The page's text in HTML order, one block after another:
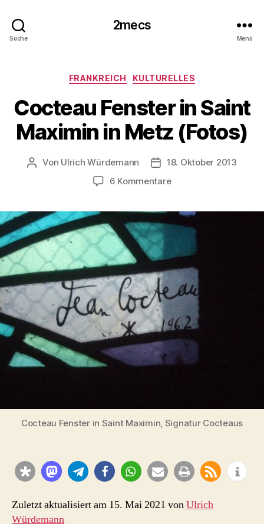
Suche
2mecs
Menü
Kategorien
FRANKREICH KULTURELLES
Cocteau Fenster in Saint
Maximin in Metz (Fotos)
Beitragsautor
Von Ulrich Würdemann Beitragsdatum
18. Oktober 2013
6 Kommentarezu
Saint
Maximin
in
Metz
(Fotos)
Cocteau Fenster in Saint Maximin, Signatur Cocteaus
Zuletzt aktualisiert am 15. Mai 2021 vonUlrich
Würdemann